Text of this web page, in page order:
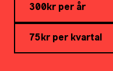
300kr per år
75kr per kvartal